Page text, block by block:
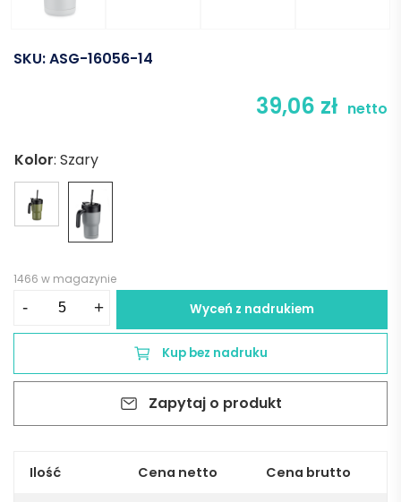
SKU:ASG-16056-14
39,06 zł netto
Kolor: Szary
1466 w magazynie
-
530
-
+ Wyceń z nadrukiem
Kup bez nadruku
Zapytaj o produkt
Ilość Cena netto Cena brutto